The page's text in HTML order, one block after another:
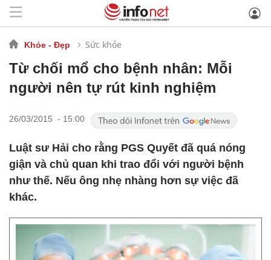
Khỏe - Đẹp Sức khỏe
Từ chối mổ cho bệnh nhân: Mỗi
người nên tự rút kinh nghiệm
26/03/2015 - 15:00
Luật sư Hải cho rằng PGS Quyết đã quá nóng
giận và chủ quan khi trao đổi với người bệnh
như thế. Nếu ông nhẹ nhàng hơn sự việc đã
khác.